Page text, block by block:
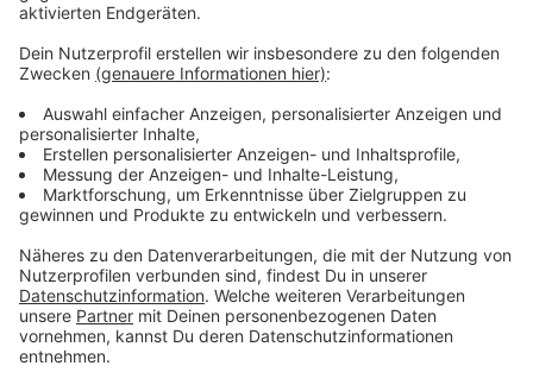
Burscheider Strasse/ Rennbaumstrasse/ Rat-Deycks-
Str./ Berliner Platz/ Düsseldorfer-Str./ Altstadtstr./
Münzstr./ Gartenstr./ Opladener Platz/ Kölner-Str./
Robert-Blum-Str./ Humboldtstr./ Lützenkirchener-Str./
von Knoeringen-Str./ Bruchhauser-Str./ Steinbücheler-
Str./Theodor-Heuss-Ring/Käthe-Kollwitz-Str./
Heinrich-Lübke-Str./ Opladener-Str./ Oulustrasse/
Mülheimer-Str./ Am Dhünnberg/ Durchfahrt Klinikum
Leverkusen/ Sauerbruchstr./Kalkstr./ Scharnhorstst./
Moosweg/ Gustav-Heinemann-Str./ Bismarckstr./
BayArena/ Robert-Blum-Str./ Kölner-Str.